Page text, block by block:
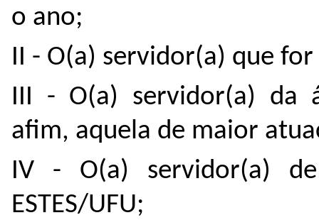
o ano;
II - O(a) servidor(a) que
III - O(a) servidor(a) da
afim, aquela de maior
IV - O(a) servidor(a)
ESTES/UFU;